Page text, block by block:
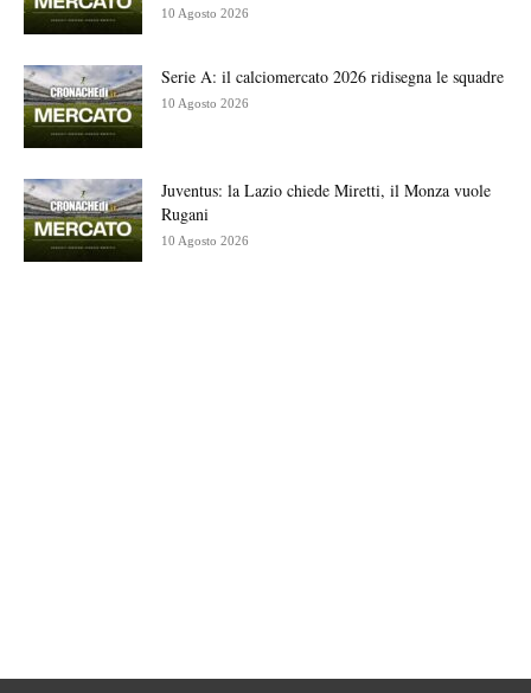
10 Agosto 2026
Serie A: il calciomercato 2026 ridisegna le squadre
10 Agosto 2026
Juventus: la Lazio chiede Miretti, il Monza vuole
Rugani
10 Agosto 2026